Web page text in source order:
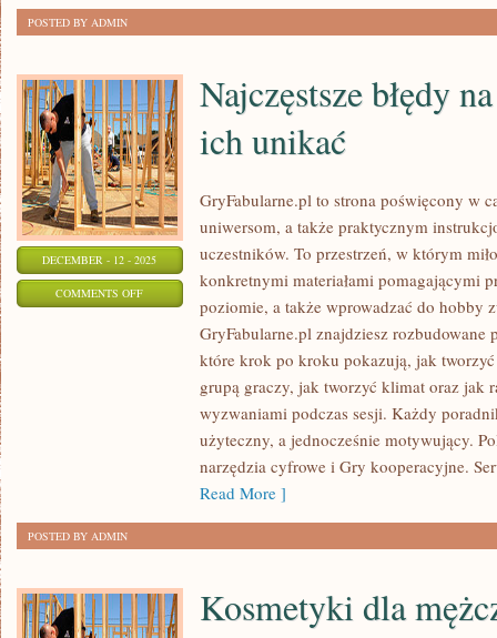
POSTED BY ADMIN
DECEMBER - 12 - 2025
COMMENTS OFFON
NAJCZĘSTSZE
Najczęstsze błędy
ich unikać
GryFabularne.pl to strona poświęcony w
uniwersom, a także praktycznym
uczestników. To przestrzeń, w którym
konkretnymi materiałami pomagającymi
poziomie, a także wprowadzać do hobby
GryFabularne.pl znajdziesz rozbudowane
które krok po kroku pokazują, jak
grupą graczy, jak tworzyć klimat oraz jak
wyzwaniami podczas sesji. Każdy
użyteczny, a jednocześnie motywujący.
narzędzia cyfrowe i Gry kooperacyjne.
Read More ]
POSTED BY ADMIN
Kosmetyki dla